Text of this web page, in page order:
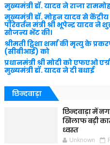
मुख्यमंत्री डॉ. यादव ने राजा
मुख्यमंत्री डॉ. मोहन यादव से
परिवर्तन मंत्री श्री भूपेन्द्र यादव ने
सौजन्य भेंट की।
श्रीमती ट्विशा शर्मा की मृत्यु के
(सीबीआई) को
प्रधानमंत्री श्री मोदी को एफएओ
मुख्यमंत्री डॉ. यादव ने दी बधाई
छिन्दवाड़ा
छिन्दवाड़ा में
खिलाफ बड़ी
ध्वस्त
Unknown